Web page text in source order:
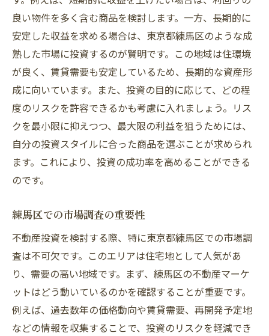
良い物件を多く含む商品を検討します。一方、長期的に
安定した収益を求める場合は、東京都練馬区のような成
熟した市場に投資するのが賢明です。この地域は住環境
が良く、賃貸需要も安定しているため、長期的な資産形
成に向いています。また、投資の目的に応じて、どの程
度のリスクを許容できるかも考慮に入れましょう。リス
クを最小限に抑えつつ、最大限の利益を狙うためには、
自分の投資スタイルに合った商品を選ぶことが求められ
ます。これにより、投資の成功率を高めることができる
のです。
練馬区での市場調査の重要性
不動産投資を検討する際、特に東京都練馬区での市場調
査は不可欠です。このエリアは住宅地として人気があ
り、需要の高い地域です。まず、練馬区の不動産マーケ
ットはどう動いているのかを確認することが重要です。
例えば、過去数年の価格動向や賃貸需要、再開発予定地
などの情報を収集することで、投資のリスクを軽減でき